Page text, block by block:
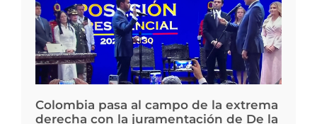
Colombia pasa al campo de la extrema
derecha con la juramentación de De la